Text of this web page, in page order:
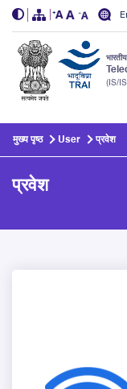
(IS/
मुख्य पृष्ठ User प्रवेश
प्रवेश